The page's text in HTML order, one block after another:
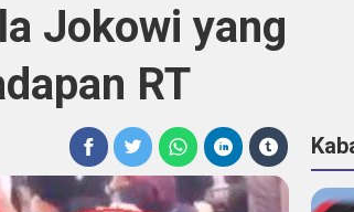
Jokowi yang
RT